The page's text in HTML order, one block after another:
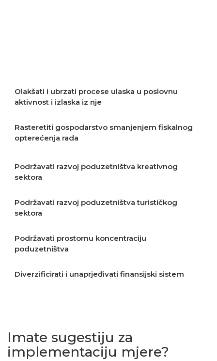
Olakšati i ubrzati procese ulaska u poslovnu
aktivnost i izlaska iz nje
Rasteretiti gospodarstvo smanjenjem fiskalnog
opterećenja rada
Podržavati razvoj poduzetništva kreativnog
sektora
Podržavati razvoj poduzetništva turističkog
sektora
Podržavati prostornu koncentraciju
poduzetništva
Diverzificirati i unaprjeđivati finansijski sistem
Imate sugestiju za
implementaciju mjere?